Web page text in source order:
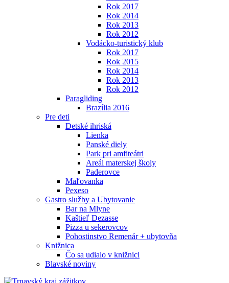
Rok 2017
Rok 2014
Rok 2013
Rok 2012
Vodácko-turistický klub
Rok 2017
Rok 2015
Rok 2014
Rok 2013
Rok 2012
Paragliding
Brazília 2016
Pre deti
Detské ihriská
Lienka
Panské diely
Park pri amfiteátri
Areál materskej školy
Paderovce
Maľovanka
Pexeso
Gastro služby a Ubytovanie
Bar na Mlyne
Kaštieľ Dezasse
Pizza u sekerovcov
Pohostinstvo Remenár + ubytovňa
Knižnica
Čo sa udialo v knižnici
Blavské noviny